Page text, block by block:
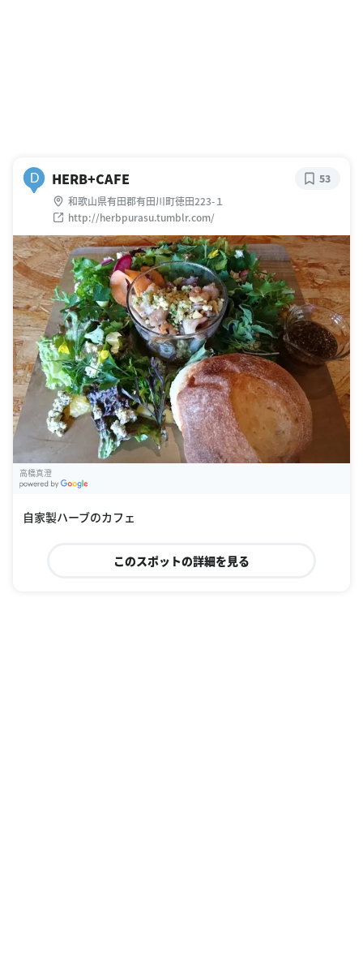
D HERB+CAFE
和歌山県有田郡有田川町徳田223-１
http://herbpurasu.tumblr.com/
53
高橋真澄
自家製ハーブのカフェ
このスポットの詳細を見る